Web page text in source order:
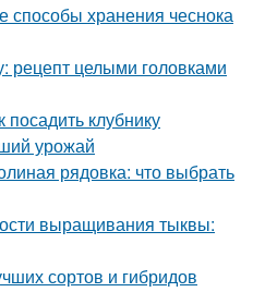
хранения чеснока
рецепт целыми головками
посадить клубнику
урожай
рядовка: что выбрать
выращивания тыквы:
сортов и гибридов